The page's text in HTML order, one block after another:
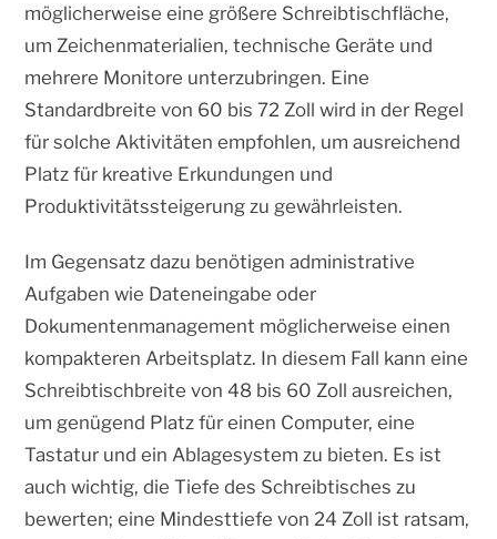
möglicherweise eine größere Schreibtischfläche,
um Zeichenmaterialien, technische Geräte und
mehrere Monitore unterzubringen. Eine
Standardbreite von 60 bis 72 Zoll wird in der Regel
für solche Aktivitäten empfohlen, um ausreichend
Platz für kreative Erkundungen und
Produktivitätssteigerung zu gewährleisten.
Im Gegensatz dazu benötigen administrative
Aufgaben wie Dateneingabe oder
Dokumentenmanagement möglicherweise einen
kompakteren Arbeitsplatz. In diesem Fall kann eine
Schreibtischbreite von 48 bis 60 Zoll ausreichen,
um genügend Platz für einen Computer, eine
Tastatur und ein Ablagesystem zu bieten. Es ist
auch wichtig, die Tiefe des Schreibtisches zu
bewerten; eine Mindesttiefe von 24 Zoll ist ratsam,